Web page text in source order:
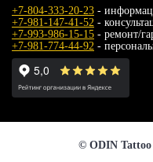
+7-804-333-20-23 -
+7-981-147-41-52 -
+7-993-986-15-15 - ремонт/
+7-981-774-44-92 -
© ODIN Tattoo